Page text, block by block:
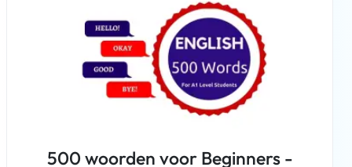
500 woorden voor Beginners -